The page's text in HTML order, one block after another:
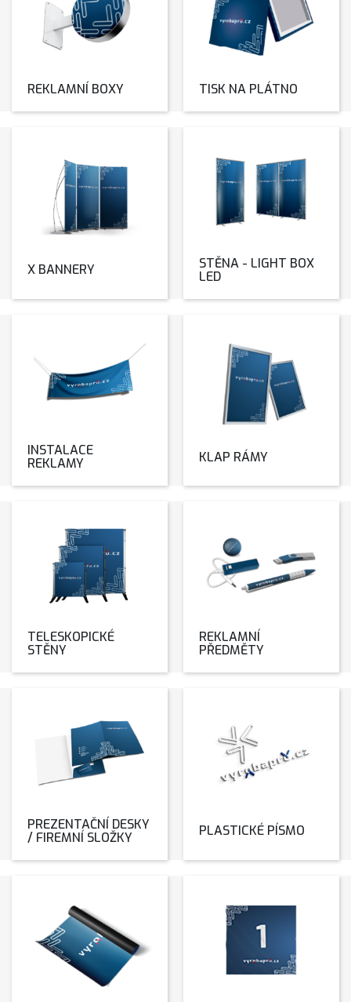
REKLAMNÍ BOXY TISK NA PLÁTNO
X BANNERY
STĚNA - LIGHT BOX
LED
INSTALACE
REKLAMY
KLAP RÁMY
TELESKOPICKÉ
STĚNY
REKLAMNÍ
PŘEDMĚTY
PREZENTAČNÍ DESKY
/ FIREMNÍ SLOŽKY
PLASTICKÉ PÍSMO